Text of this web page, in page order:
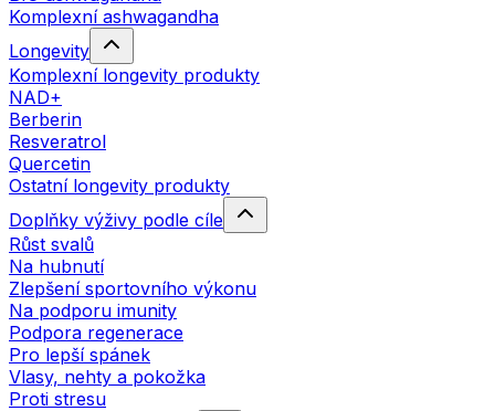
Komplexní ashwagandha
Longevity
Komplexní longevity produkty
NAD+
Berberin
Resveratrol
Quercetin
Ostatní longevity produkty
Doplňky výživy podle cíle
Růst svalů
Na hubnutí
Zlepšení sportovního výkonu
Na podporu imunity
Podpora regenerace
Pro lepší spánek
Vlasy, nehty a pokožka
Proti stresu